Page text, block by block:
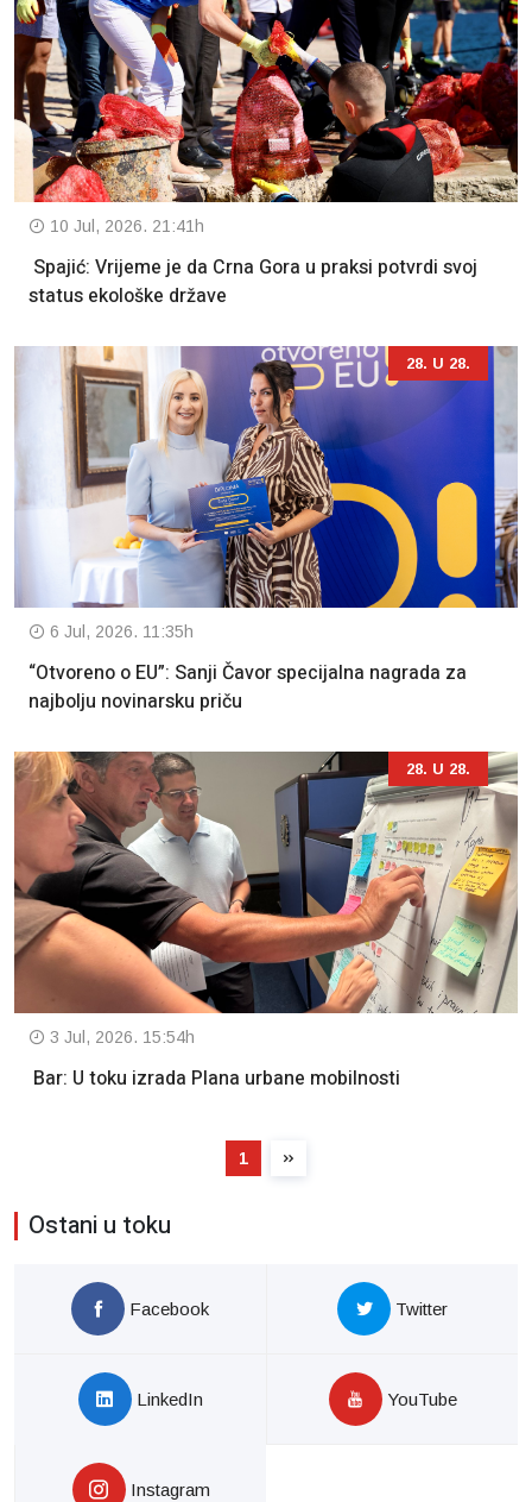
10 Jul, 2026. 21:41h
Spajić: Vrijeme je da Crna Gora u praksi potvrdi svoj
status ekološke države
28. U 28.
6 Jul, 2026. 11:35h
“Otvoreno o EU”: Sanji Čavor specijalna nagrada za
najbolju novinarsku priču
28. U 28.
3 Jul, 2026. 15:54h
Bar: U toku izrada Plana urbane mobilnosti
1
Ostani u toku
Facebook Twitter
LinkedIn YouTube
Instagram